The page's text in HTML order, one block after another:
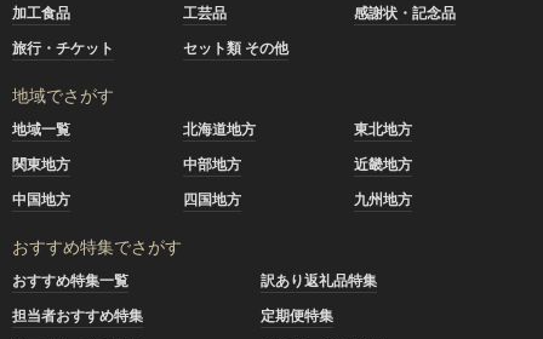
加工食品
工芸品
感謝状・記念品
旅行・チケット
セット類 その他
地域でさがす
地域一覧 北海道地方
東北地方
関東地方
中部地方
近畿地方
中国地方
四国地方 九州地方
おすすめ特集でさがす
おすすめ特集一覧
訳あり返礼品特集
担当者おすすめ特集
定期便特集